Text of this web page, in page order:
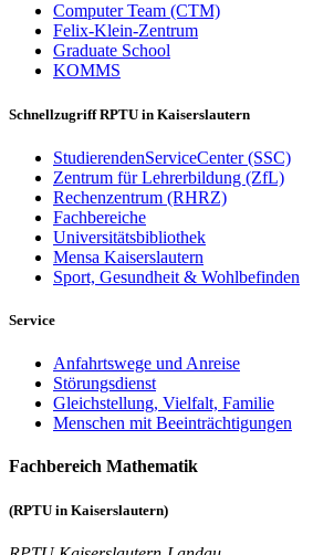
Computer Team (CTM)
Felix-Klein-Zentrum
Graduate School
KOMMS
Schnellzugriff RPTU in Kaiserslautern
StudierendenServiceCenter (SSC)
Zentrum für Lehrerbildung (ZfL)
Rechenzentrum (RHRZ)
Fachbereiche
Universitätsbibliothek
Mensa Kaiserslautern
Sport, Gesundheit & Wohlbefinden
Service
Anfahrtswege und Anreise
Störungsdienst
Gleichstellung, Vielfalt, Familie
Menschen mit Beeinträchtigungen
Fachbereich Mathematik
(RPTU in Kaiserslautern)